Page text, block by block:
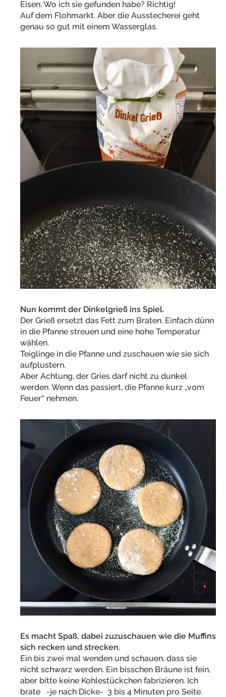
Eisen. Wo ich sie gefunden habe? Richtig!
Auf dem Flohmarkt. Aber die Ausstecherei geht
genau so gut mit einem Wasserglas.
Nun kommt der Dinkelgrieß ins Spiel.
Der Grieß ersetzt das Fett zum Braten. Einfach dünn
in die Pfanne streuen und eine hohe Temperatur
wählen.
Teiglinge in die Pfanne und zuschauen wie sie sich
aufplustern.
Aber Achtung, der Gries darf nicht zu dunkel
werden. Wenn das passiert, die Pfanne kurz „vom
Feuer“ nehmen.
Es macht Spaß, dabei zuzuschauen wie die Muffins
sich recken und strecken.
Ein bis zwei mal wenden und schauen, dass sie
nicht schwarz werden. Ein bisschen Bräune ist fein,
aber bitte keine Kohlestückchen fabrizieren. Ich
brate -je nach Dicke- 3 bis 4 Minuten pro Seite.